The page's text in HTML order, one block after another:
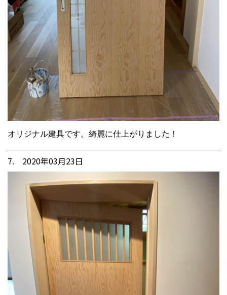
オリジナル建具です。綺麗に仕上がりました！
7. 2020年03月23日